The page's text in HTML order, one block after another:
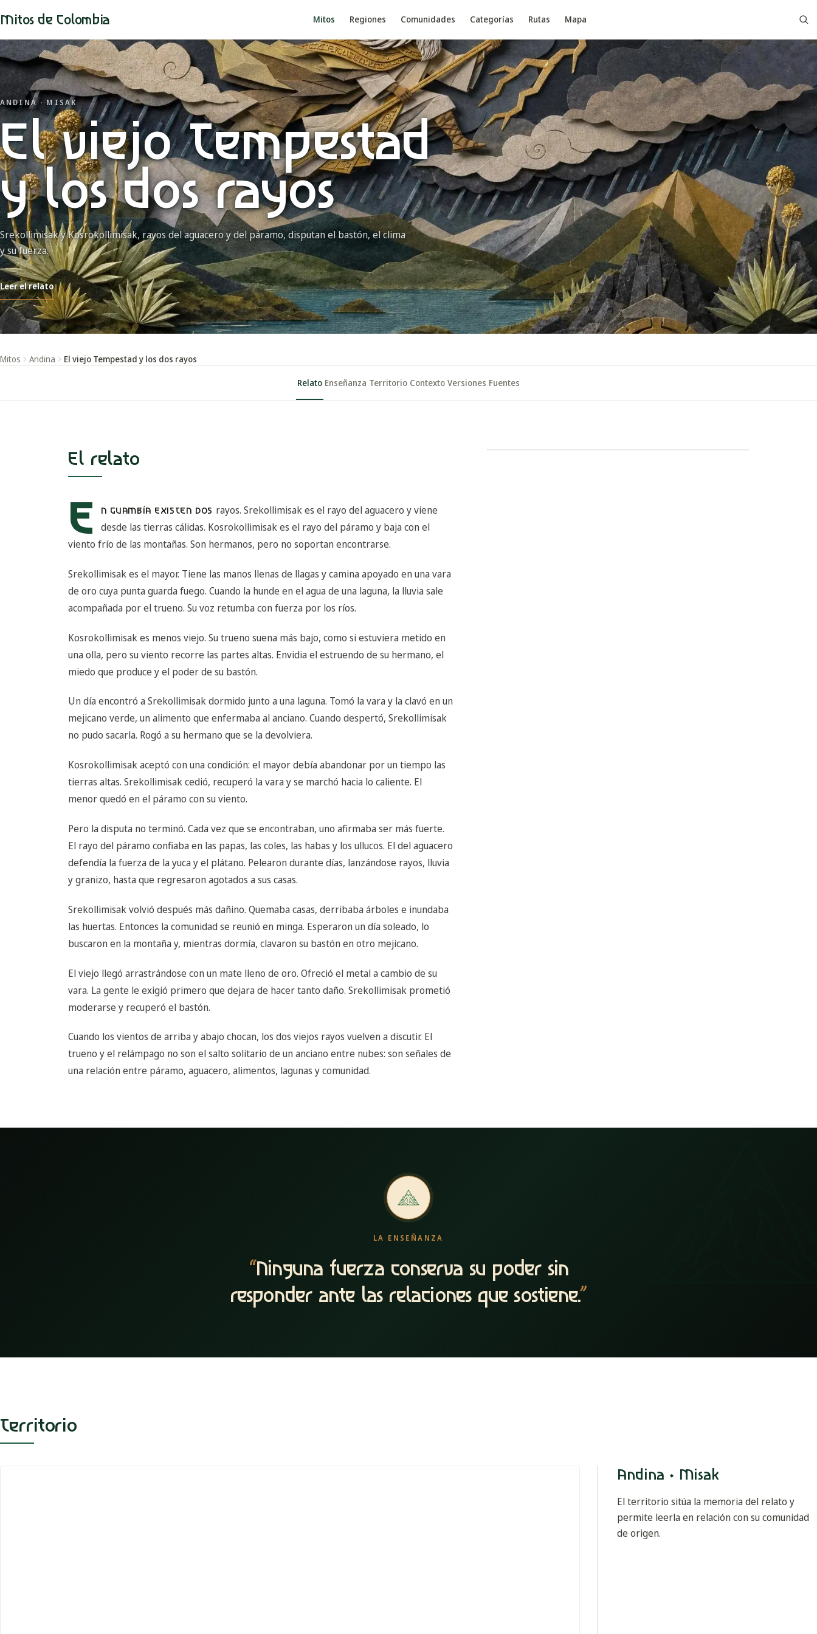
Mitos de Colombia Mitos Regiones Comunidades Categorías Rutas Mapa
ANDINA · MISAK
El viejo Tempestad
y los dos rayos
Srekollimisak y Kosrokollimisak, rayos del aguacero y del páramo, disputan el bastón, el clima
y su fuerza.
Leer el relato
Mitos Andina El viejo Tempestad y los dos rayos
Relato Enseñanza Territorio Contexto Versiones Fuentes
El relato
E N GUAMBÍA EXISTEN DOS rayos. Srekollimisak es el rayo del aguacero y viene
desde las tierras cálidas. Kosrokollimisak es el rayo del páramo y baja con el
viento frío de las montañas. Son hermanos, pero no soportan encontrarse.
Srekollimisak es el mayor. Tiene las manos llenas de llagas y camina apoyado en una vara
de oro cuya punta guarda fuego. Cuando la hunde en el agua de una laguna, la lluvia sale
acompañada por el trueno. Su voz retumba con fuerza por los ríos.
Kosrokollimisak es menos viejo. Su trueno suena más bajo, como si estuviera metido en
una olla, pero su viento recorre las partes altas. Envidia el estruendo de su hermano, el
miedo que produce y el poder de su bastón.
Un día encontró a Srekollimisak dormido junto a una laguna. Tomó la vara y la clavó en un
mejicano verde, un alimento que enfermaba al anciano. Cuando despertó, Srekollimisak
no pudo sacarla. Rogó a su hermano que se la devolviera.
Kosrokollimisak aceptó con una condición: el mayor debía abandonar por un tiempo las
tierras altas. Srekollimisak cedió, recuperó la vara y se marchó hacia lo caliente. El
menor quedó en el páramo con su viento.
Pero la disputa no terminó. Cada vez que se encontraban, uno afirmaba ser más fuerte.
El rayo del páramo confiaba en las papas, las coles, las habas y los ullucos. El del aguacero
defendía la fuerza de la yuca y el plátano. Pelearon durante días, lanzándose rayos, lluvia
y granizo, hasta que regresaron agotados a sus casas.
Srekollimisak volvió después más dañino. Quemaba casas, derribaba árboles e inundaba
las huertas. Entonces la comunidad se reunió en minga. Esperaron un día soleado, lo
buscaron en la montaña y, mientras dormía, clavaron su bastón en otro mejicano.
El viejo llegó arrastrándose con un mate lleno de oro. Ofreció el metal a cambio de su
vara. La gente le exigió primero que dejara de hacer tanto daño. Srekollimisak prometió
moderarse y recuperó el bastón.
Cuando los vientos de arriba y abajo chocan, los dos viejos rayos vuelven a discutir. El
trueno y el relámpago no son el salto solitario de un anciano entre nubes: son señales de
una relación entre páramo, aguacero, alimentos, lagunas y comunidad.
LA ENSEÑANZA
“Ninguna fuerza conserva su poder sin
responder ante las relaciones que sostiene.”
Territorio
Andina · Misak
El territorio sitúa la memoria del relato y
permite leerla en relación con su comunidad
de origen.